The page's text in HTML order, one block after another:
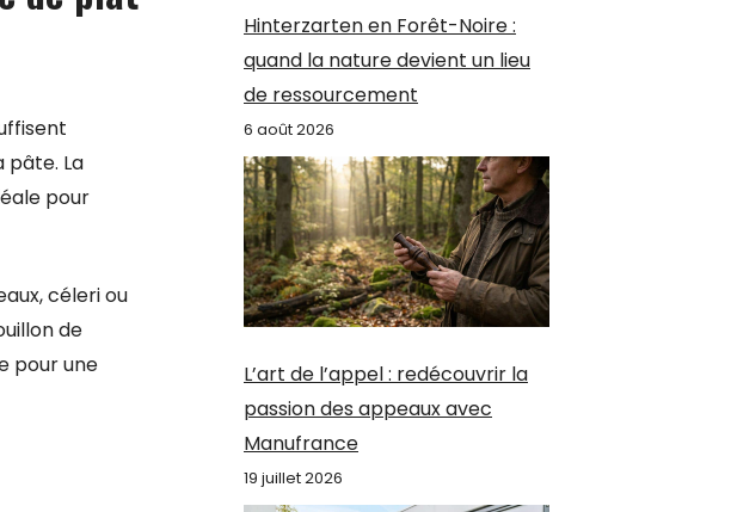
pâte. La
pour
céleri ou
de
pour une
Hinterzarten en Forêt-Noire :
quand la nature devient un lieu
de ressourcement
6 août 2026
L’art de l’appel : redécouvrir la
passion des appeaux avec
Manufrance
19 juillet 2026